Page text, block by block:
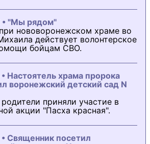
• "Мы рядом"
нововоронежском храме во
действует волонтерское
бойцам СВО.
Настоятель храма пророка
воронежский детский сад N
приняли участие в
акции "Пасха красная".
Священник посетил